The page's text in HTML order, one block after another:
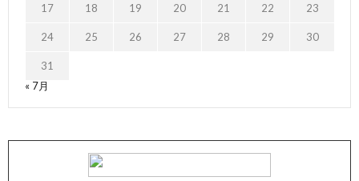
17 18 19 20 21 22 23
24 25 26 27 28 29 30
31
« 7月